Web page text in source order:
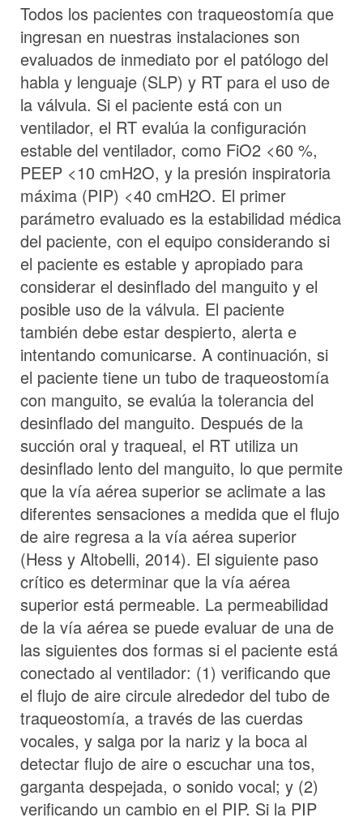
Todos los pacientes con traqueostomía que
ingresan en nuestras instalaciones son
evaluados de inmediato por el patólogo del
habla y lenguaje (SLP) y RT para el uso de
la válvula. Si el paciente está con un
ventilador, el RT evalúa la configuración
estable del ventilador, como FiO2 <60 %,
PEEP <10 cmH2O, y la presión inspiratoria
máxima (PIP) <40 cmH2O. El primer
parámetro evaluado es la estabilidad médica
del paciente, con el equipo considerando si
el paciente es estable y apropiado para
considerar el desinflado del manguito y el
posible uso de la válvula. El paciente
también debe estar despierto, alerta e
intentando comunicarse. A continuación, si
el paciente tiene un tubo de traqueostomía
con manguito, se evalúa la tolerancia del
desinflado del manguito. Después de la
succión oral y traqueal, el RT utiliza un
desinflado lento del manguito, lo que permite
que la vía aérea superior se aclimate a las
diferentes sensaciones a medida que el flujo
de aire regresa a la vía aérea superior
(Hess y Altobelli, 2014). El siguiente paso
crítico es determinar que la vía aérea
superior está permeable. La permeabilidad
de la vía aérea se puede evaluar de una de
las siguientes dos formas si el paciente está
conectado al ventilador: (1) verificando que
el flujo de aire circule alrededor del tubo de
traqueostomía, a través de las cuerdas
vocales, y salga por la nariz y la boca al
detectar flujo de aire o escuchar una tos,
garganta despejada, o sonido vocal; y (2)
verificando un cambio en el PIP. Si la PIP